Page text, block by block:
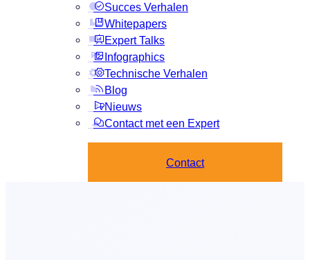
Succes Verhalen
Whitepapers
Expert Talks
Infographics
Technische Verhalen
Blog
Nieuws
Contact met een Expert
Contact